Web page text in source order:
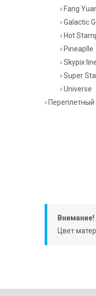
› Fang
› Galactic
› Hot
› Pineaplle
› Skypix
› Super
› Universe
› Переплетный
Внимание!
Цвет